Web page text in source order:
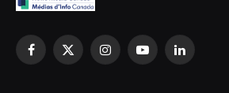
Facebook
X
InstagramYouTubeLinkedIn